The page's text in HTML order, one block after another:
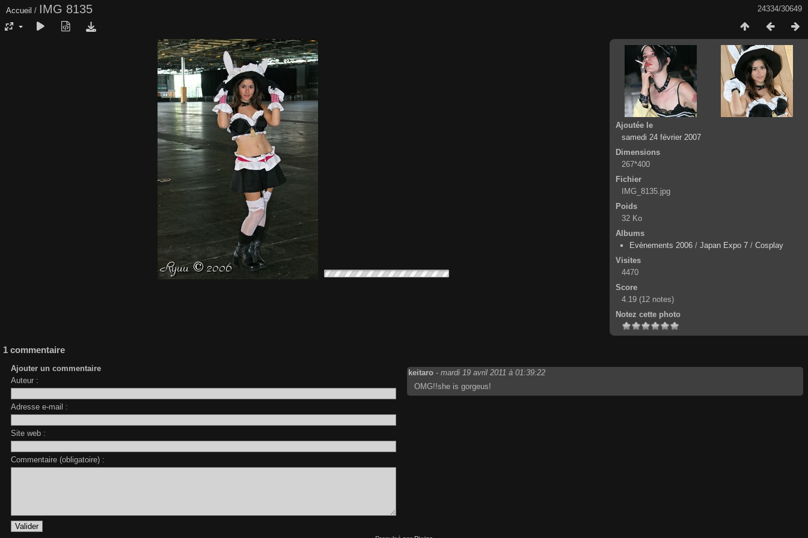
24334/30649
Accueil / IMG 8135
Ajoutée le
samedi 24 février 2007
Dimensions
267*400
Fichier
IMG_8135.jpg
Poids
32 Ko
Albums
Evènements 2006 / Japan Expo 7 / Cosplay
Visites
4470
Score
4.19 (12 notes)
Notez cette photo
1 commentaire
Ajouter un commentaire
Auteur :
Adresse e-mail :
Site web :
Commentaire (obligatoire) :
keitaro - mardi 19 avril 2011 à 01:39:22
OMG!!she is gorgeus!